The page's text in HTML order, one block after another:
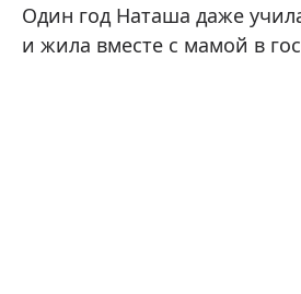
Один год Наташа даже
и жила вместе с мамой в